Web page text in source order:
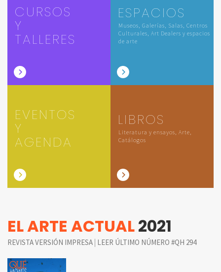
CURSOS
Y
TALLERES
ESPACIOS
Museos, Galerías, Salas, Centros
Culturales, Art Dealers y espacios
de arte
EVENTOS
Y
AGENDA
LIBROS
Literatura y ensayos, Arte,
Catálogos
EL ARTE ACTUAL2021
REVISTA VERSIÓN IMPRESA | LEER ÚLTIMO NÚMERO #QH 294